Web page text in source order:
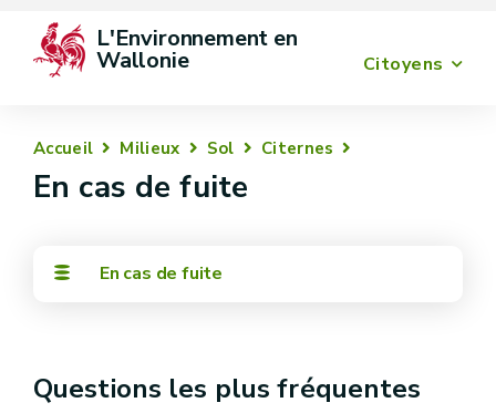
Citoyens
L'Environnement en
Wallonie
Accueil Milieux Sol Citernes
En cas de fuite
En cas de fuite
Questions les plus fréquentes